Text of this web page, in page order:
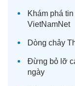
Khám phá
VietNamNet
Dòng chảy
Đừng bỏ lỡ
ngày